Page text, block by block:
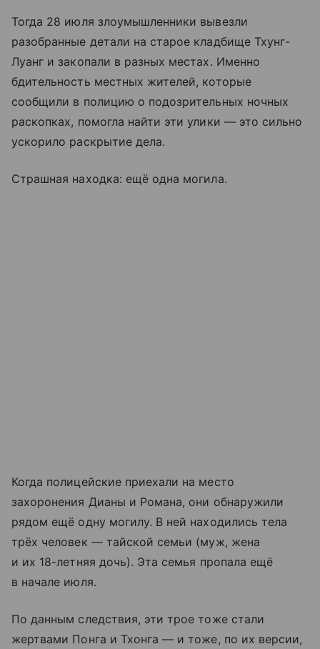
Тогда 28 июля злоумышленники вывезли
разобранные детали на старое кладбище Тхунг-
Луанг и закопали в разных местах. Именно
бдительность местных жителей, которые
сообщили в полицию о подозрительных ночных
раскопках, помогла найти эти улики — это сильно
ускорило раскрытие дела.
Страшная находка: ещё одна могила.
Когда полицейские приехали на место
захоронения Дианы и Романа, они обнаружили
рядом ещё одну могилу. В ней находились тела
трёх человек — тайской семьи (муж, жена
и их 18-летняя дочь). Эта семья пропала ещё
в начале июля.
По данным следствия, эти трое тоже стали
жертвами Понга и Тхонга — и тоже, по их версии,